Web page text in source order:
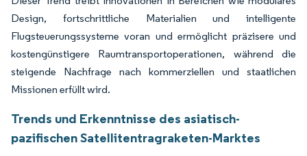
Design, fortschrittliche Materialien und intelligente
Flugsteuerungssysteme voran und ermöglicht präzisere und
kostengünstigere Raumtransportoperationen, während die
steigende Nachfrage nach kommerziellen und staatlichen
Missionen erfüllt wird.
Trends und Erkenntnisse des asiatisch-
pazifischen Satellitentragraketen-Marktes